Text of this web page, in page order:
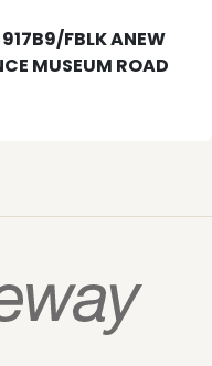
FBLK ANEW
MUSEUM ROAD